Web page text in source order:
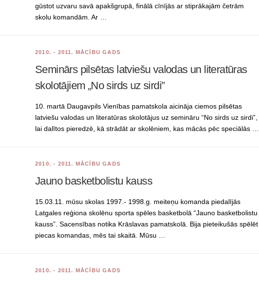
gūstot uzvaru savā apakšgrupā, finālā cīnījās ar stiprākajām četrām
skolu komandām. Ar …
2010. - 2011. MĀCĪBU GADS
Seminārs pilsētas latviešu valodas un literatūras
skolotājiem „No sirds uz sirdi”
10. martā Daugavpils Vienības pamatskola aicināja ciemos pilsētas
latviešu valodas un literatūras skolotājus uz semināru “No sirds uz sirdi”,
lai dalītos pieredzē, kā strādāt ar skolēniem, kas mācās pēc speciālās …
2010. - 2011. MĀCĪBU GADS
Jauno basketbolistu kauss
15.03.11. mūsu skolas 1997.- 1998.g. meiteņu komanda piedalījās
Latgales reģiona skolēnu sporta spēles basketbolā “Jauno basketbolistu
kauss”. Sacensības notika Krāslavas pamatskolā. Bija pieteikušās spēlēt
piecas komandas, mēs tai skaitā. Mūsu …
2010. - 2011. MĀCĪBU GADS